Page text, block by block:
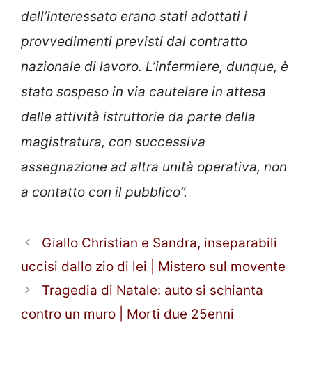
dell’interessato erano stati adottati i
provvedimenti previsti dal contratto
nazionale di lavoro. L’infermiere, dunque, è
stato sospeso in via cautelare in attesa
delle attività istruttorie da parte della
magistratura, con successiva
assegnazione ad altra unità operativa, non
a contatto con il pubblico”.
Giallo Christian e Sandra, inseparabili
uccisi dallo zio di lei | Mistero sul movente
Tragedia di Natale: auto si schianta
contro un muro | Morti due 25enni